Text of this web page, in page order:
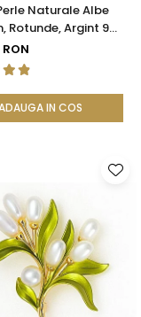
Naturale Albe
Rotunde, Argint 925
IN COS